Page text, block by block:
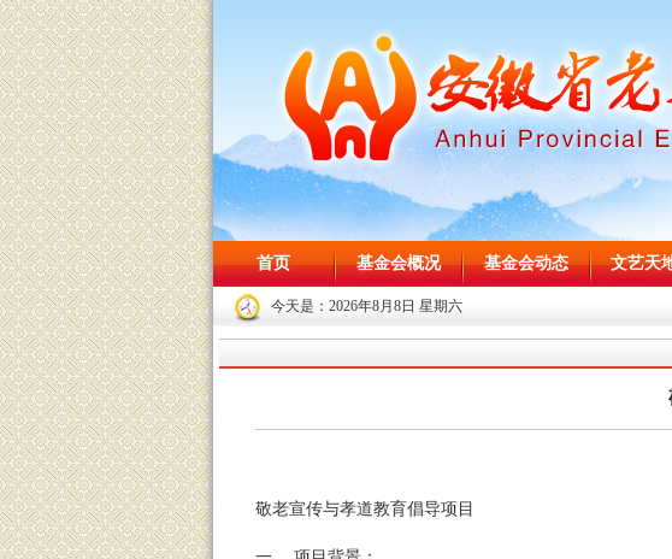
首页 基金会概况 基金会动态 文艺天
今天是： 2026年8月8日 星期六
敬老宣传与孝道教育倡导项目